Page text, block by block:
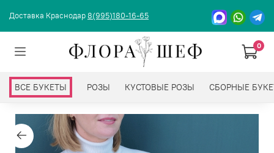
Доставка Краснодар8(995)180-16-65
0
ВСЕ БУКЕТЫ РОЗЫ КУСТОВЫЕ РОЗЫ СБОРНЫЕ